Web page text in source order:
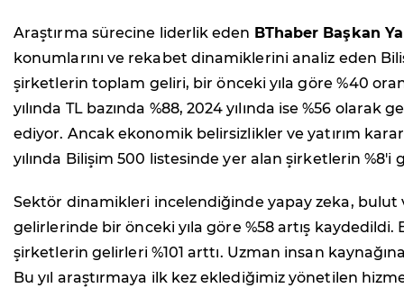
Araştırma sürecine liderlik eden BThaber Başkan
konumlarını ve rekabet dinamiklerini analiz eden
şirketlerin toplam geliri, bir önceki yıla göre %40
yılında TL bazında %88, 2024 yılında ise %56
ediyor. Ancak ekonomik belirsizlikler ve yatırım
yılında Bilişim 500 listesinde yer alan şirketlerin %8'i
Sektör dinamikleri incelendiğinde yapay zeka,
gelirlerinde bir önceki yıla göre %58 artış
şirketlerin gelirleri %101 arttı. Uzman insan
Bu yıl araştırmaya ilk kez eklediğimiz yönetilen